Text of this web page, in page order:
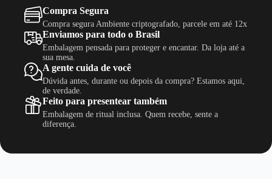
Compra Segura
Compra segura Ambiente criptografado, parcele em até 12x
Enviamos para todo o Brasil
Embalagem pensada para proteger e encantar. Da loja até a
sua mesa.
A gente cuida de você
Dúvida antes, durante ou depois da compra? Estamos aqui,
de verdade.
Feito para presentear também
Embalagem de ritual inclusa. Quem recebe, sente a
diferença.